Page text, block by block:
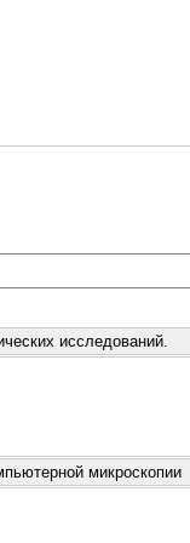
исследований.
микроскопии